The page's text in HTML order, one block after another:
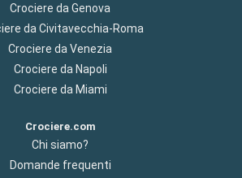
Crociere da Genova
da Civitavecchia-Roma
Crociere da Venezia
Crociere da Napoli
Crociere da Miami
Crociere.com
Chi siamo?
Domande frequenti